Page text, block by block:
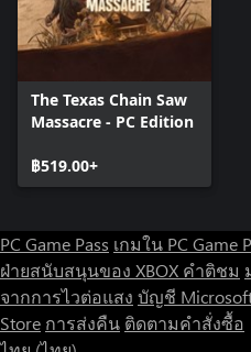
The Texas Chain Saw
Massacre - PC Edition
฿519.00+
PC Game Pass เกมใน PC Game
ฝ่ายสนับสนุนของ XBOX คำติชม
จากการไวต่อแสง บัญชี
Store การส่งคืน ติดตามคำสั่งซื้อ